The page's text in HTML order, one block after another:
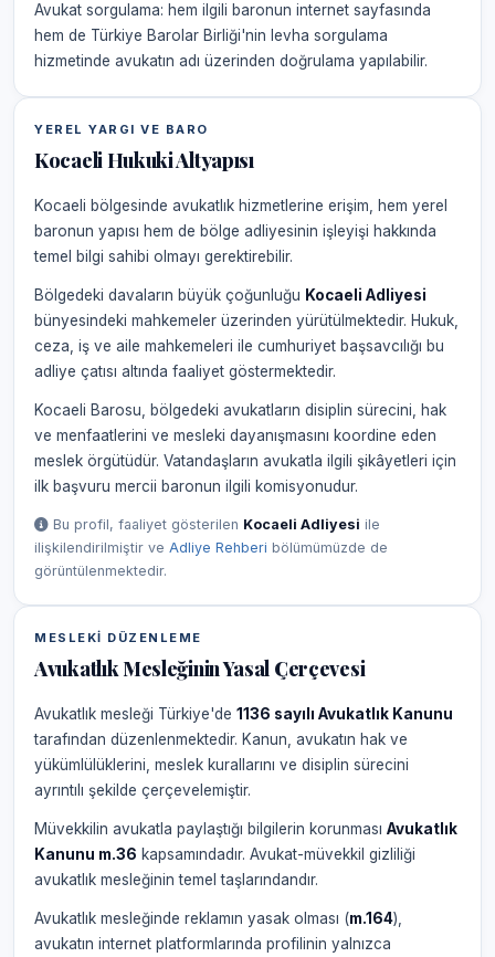
Avukat sorgulama: hem ilgili baronun internet sayfasında
hem de Türkiye Barolar Birliği'nin levha sorgulama
hizmetinde avukatın adı üzerinden doğrulama yapılabilir.
YEREL YARGI VE BARO
Kocaeli Hukuki Altyapısı
Kocaeli bölgesinde avukatlık hizmetlerine erişim, hem yerel
baronun yapısı hem de bölge adliyesinin işleyişi hakkında
temel bilgi sahibi olmayı gerektirebilir.
Bölgedeki davaların büyük çoğunluğu Kocaeli Adliyesi
bünyesindeki mahkemeler üzerinden yürütülmektedir. Hukuk,
ceza, iş ve aile mahkemeleri ile cumhuriyet başsavcılığı bu
adliye çatısı altında faaliyet göstermektedir.
Kocaeli Barosu, bölgedeki avukatların disiplin sürecini, hak
ve menfaatlerini ve mesleki dayanışmasını koordine eden
meslek örgütüdür. Vatandaşların avukatla ilgili şikâyetleri için
ilk başvuru mercii baronun ilgili komisyonudur.
Bu profil, faaliyet gösterilen Kocaeli Adliyesi ile
ilişkilendirilmiştir ve Adliye Rehberi bölümümüzde de
görüntülenmektedir.
MESLEKI DÜZENLEME
Avukatlık Mesleğinin Yasal Çerçevesi
Avukatlık mesleği Türkiye'de 1136 sayılı Avukatlık Kanunu
tarafından düzenlenmektedir. Kanun, avukatın hak ve
yükümlülüklerini, meslek kurallarını ve disiplin sürecini
ayrıntılı şekilde çerçevelemiştir.
Müvekkilin avukatla paylaştığı bilgilerin korunması Avukatlık
Kanunu m.36 kapsamındadır. Avukat-müvekkil gizliliği
avukatlık mesleğinin temel taşlarındandır.
Avukatlık mesleğinde reklamın yasak olması (m.164),
avukatın internet platformlarında profilinin yalnızca